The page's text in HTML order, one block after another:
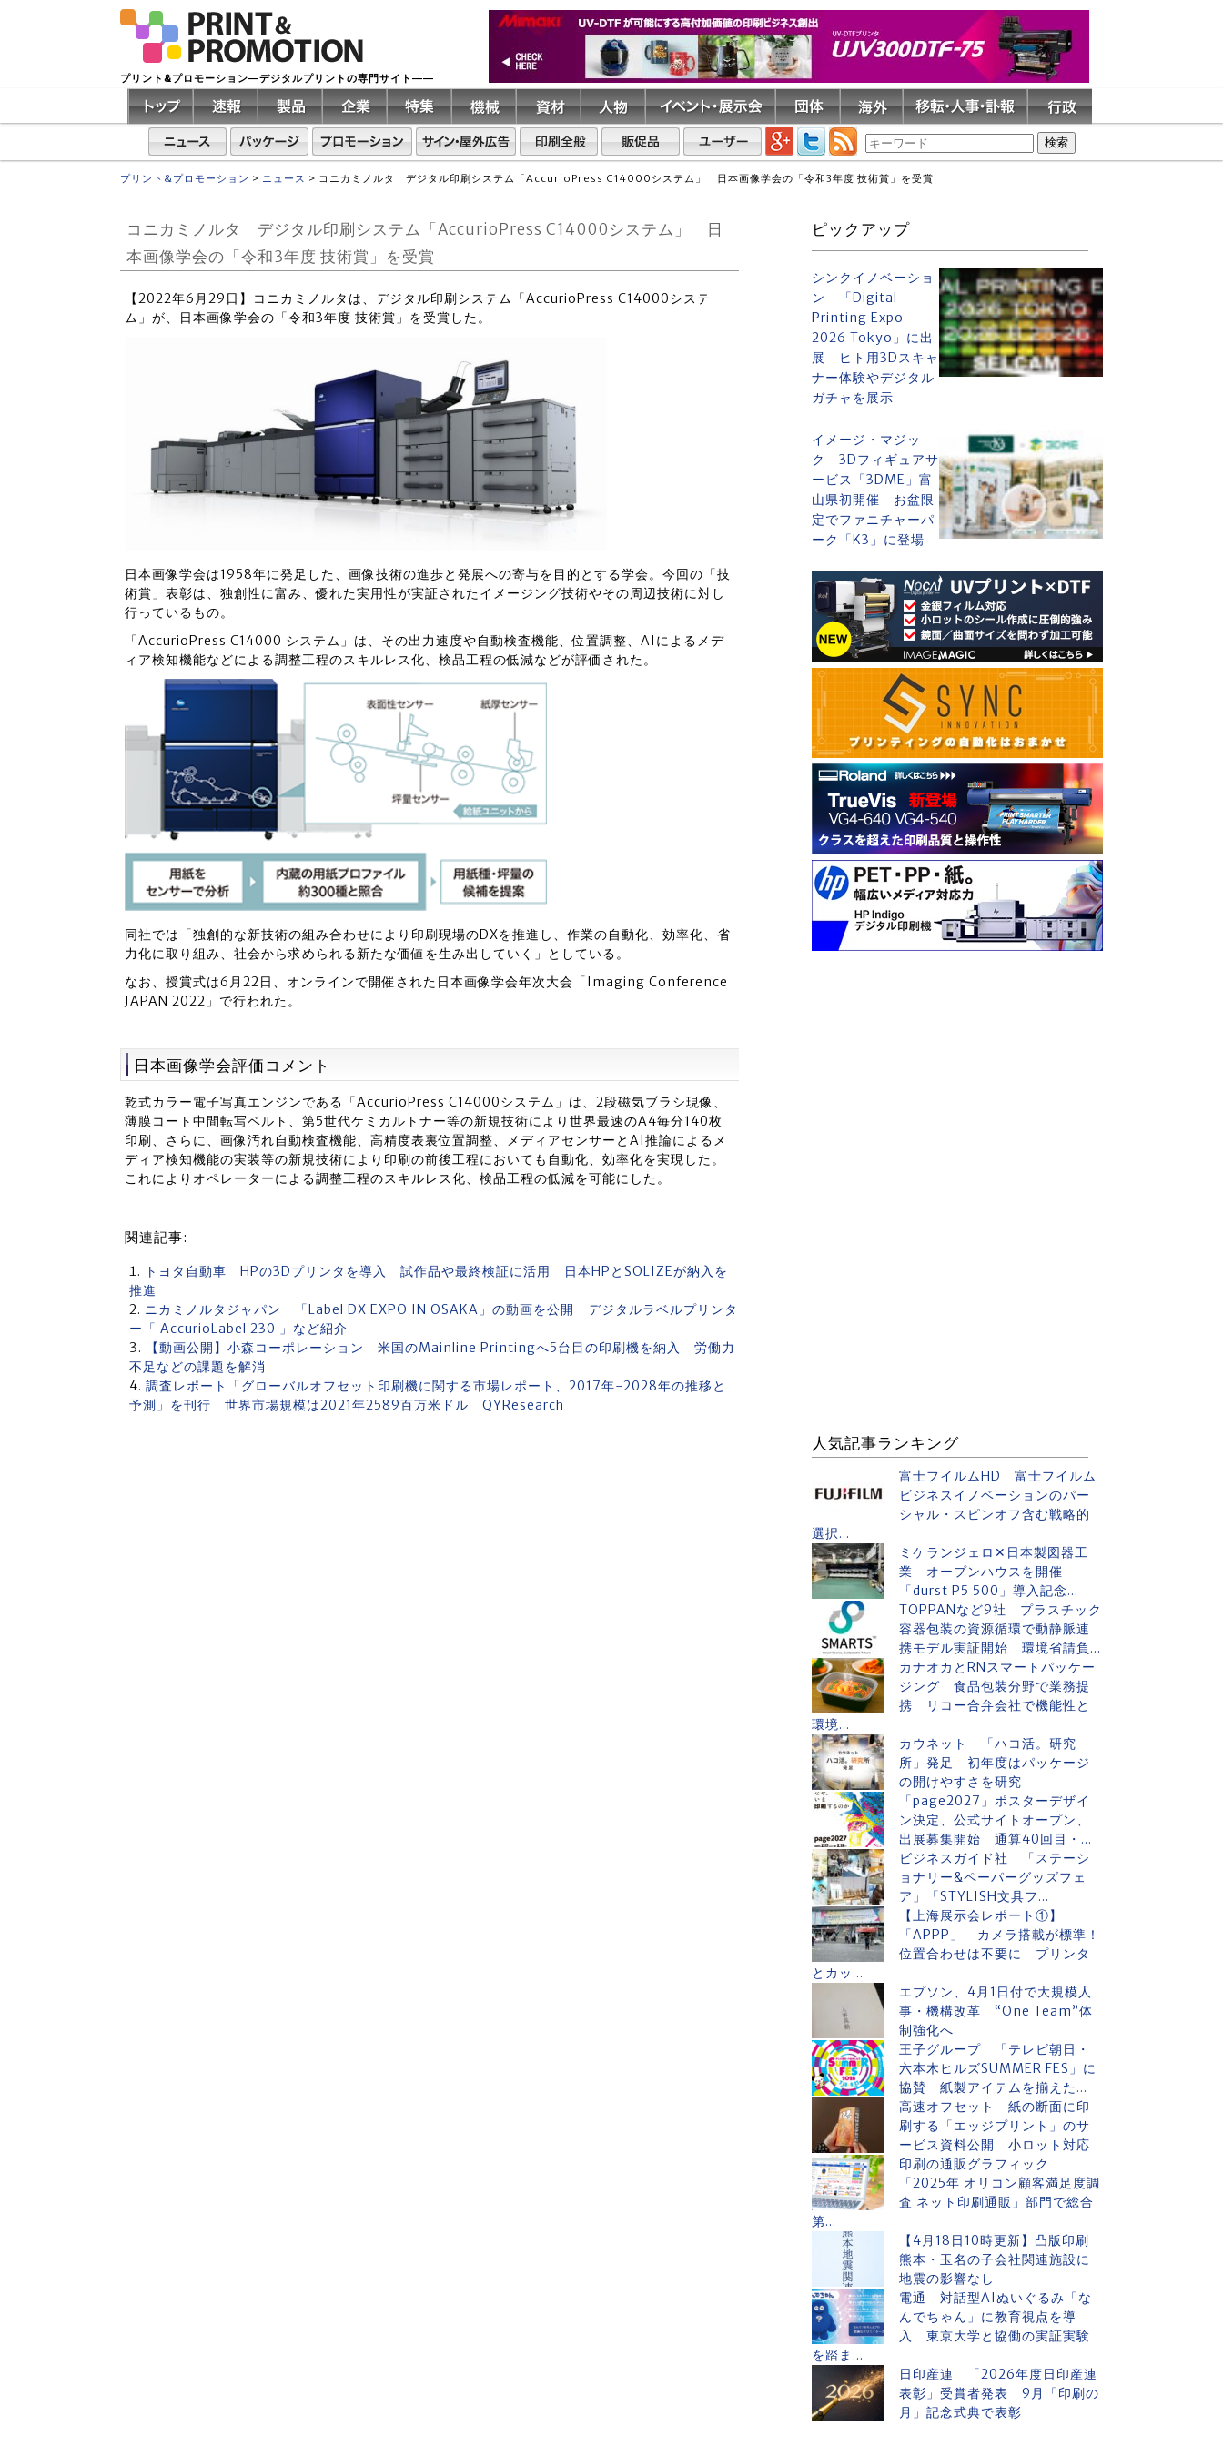
プリント&プロモーション―デジタルプリントの専門サイト――
プリント&プロモーション > ニュース > コニカミノルタ デジタル印刷システム「AccurioPress C14000システム」 日本画像学会の「令和3年度 技術賞」を受賞
コニカミノルタ デジタル印刷システム「AccurioPress C14000システム」 日
本画像学会の「令和3年度 技術賞」を受賞
【2022年6月29日】コニカミノルタは、デジタル印刷システム「AccurioPress C14000システ
ム」が、日本画像学会の「令和3年度 技術賞」を受賞した。
日本画像学会は1958年に発足した、画像技術の進歩と発展への寄与を目的とする学会。今回の「技
術賞」表彰は、独創性に富み、優れた実用性が実証されたイメージング技術やその周辺技術に対し
行っているもの。
「AccurioPress C14000 システム」は、その出力速度や自動検査機能、位置調整、AIによるメデ
ィア検知機能などによる調整工程のスキルレス化、検品工程の低減などが評価された。
同社では「独創的な新技術の組み合わせにより印刷現場のDXを推進し、作業の自動化、効率化、省
力化に取り組み、社会から求められる新たな価値を生み出していく」としている。
なお、授賞式は6月22日、オンラインで開催された日本画像学会年次大会「Imaging Conference
JAPAN 2022」で行われた。
日本画像学会評価コメント
乾式カラー電子写真エンジンである「AccurioPress C14000システム」は、2段磁気ブラシ現像、
薄膜コート中間転写ベルト、第5世代ケミカルトナー等の新規技術により世界最速のA4毎分140枚
印刷、さらに、画像汚れ自動検査機能、高精度表裏位置調整、メディアセンサーとAI推論によるメ
ディア検知機能の実装等の新規技術により印刷の前後工程においても自動化、効率化を実現した。
これによりオペレーターによる調整工程のスキルレス化、検品工程の低減を可能にした。
関連記事:
トヨタ自動車 HPの3Dプリンタを導入 試作品や最終検証に活用 日本HPとSOLIZEが納入を
推進
ニカミノルタジャパン 「Label DX EXPO IN OSAKA」の動画を公開 デジタルラベルプリンタ
ー「 AccurioLabel 230 」など紹介
【動画公開】小森コーポレーション 米国のMainline Printingへ5台目の印刷機を納入 労働力
不足などの課題を解消
調査レポート「グローバルオフセット印刷機に関する市場レポート、2017年-2028年の推移と
予測」を刊行 世界市場規模は2021年2589百万米ドル QYResearch
ピックアップ
シンクイノベーショ
ン 「Digital
Printing Expo
2026 Tokyo」に出
展 ヒト用3Dスキャ
ナー体験やデジタル
ガチャを展示
イメージ・マジッ
ク 3Dフィギュアサ
ービス「3DME」富
山県初開催 お盆限
定でファニチャーパ
ーク「K3」に登場
人気記事ランキング
富士フイルムHD 富士フイルム
ビジネスイノベーションのパー
シャル・スピンオフ含む戦略的
選択...
ミケランジェロ✕日本製図器工
業 オープンハウスを開催
「durst P5 500」導入記念...
TOPPANなど9社 プラスチック
容器包装の資源循環で動静脈連
携モデル実証開始 環境省請負...
カナオカとRNスマートパッケー
ジング 食品包装分野で業務提
携 リコー合弁会社で機能性と
環境...
カウネット 「ハコ活。研究
所」発足 初年度はパッケージ
の開けやすさを研究
「page2027」ポスターデザイ
ン決定、公式サイトオープン、
出展募集開始 通算40回目・...
ビジネスガイド社 「ステーシ
ョナリー&ペーパーグッズフェ
ア」「STYLISH文具フ...
【上海展示会レポート①】
「APPP」 カメラ搭載が標準！
位置合わせは不要に プリンタ
とカッ...
エプソン、4月1日付で大規模人
事・機構改革 “One Team”体
制強化へ
王子グループ 「テレビ朝日・
六本木ヒルズSUMMER FES」に
協賛 紙製アイテムを揃えた...
高速オフセット 紙の断面に印
刷する「エッジプリント」のサ
ービス資料公開 小ロット対応
印刷の通販グラフィック
「2025年 オリコン顧客満足度調
査 ネット印刷通販」部門で総合
第...
【4月18日10時更新】凸版印刷
熊本・玉名の子会社関連施設に
地震の影響なし
電通 対話型AIぬいぐるみ「な
んでちゃん」に教育視点を導
入 東京大学と協働の実証実験
を踏ま...
日印産連 「2026年度日印産連
表彰」受賞者発表 9月「印刷の
月」記念式典で表彰